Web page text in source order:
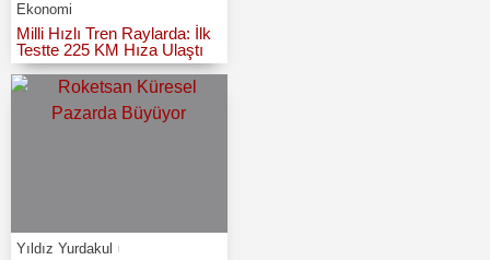
Ekonomi
Milli Hızlı Tren Raylarda: İlk
Testte 225 KM Hıza Ulaştı
Yıldız Yurdakul